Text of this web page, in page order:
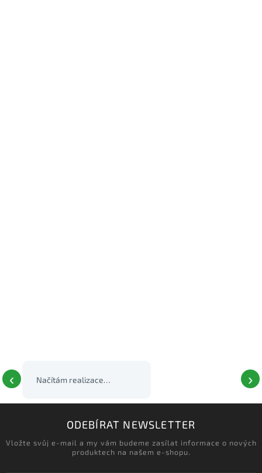
‹ Načítám realizace… ›
ODEBÍRAT NEWSLETTER
Vložte svůj e-mail a my vám budeme zasílat informace o nových
produktech na našem e-shopu.